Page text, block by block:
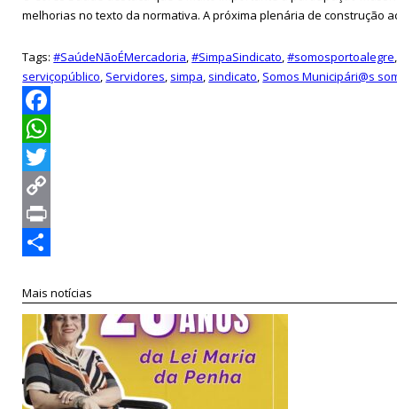
melhorias no texto da normativa. A próxima plenária de construção
Tags:#SaúdeNãoÉMercadoria,#SimpaSindicato,#somosportoalegre
serviçopúblico, Servidores, simpa, sindicato, Somos Municipári@s
Facebook
WhatsApp
Twitter
Copy
Link
Print
Mais notícias